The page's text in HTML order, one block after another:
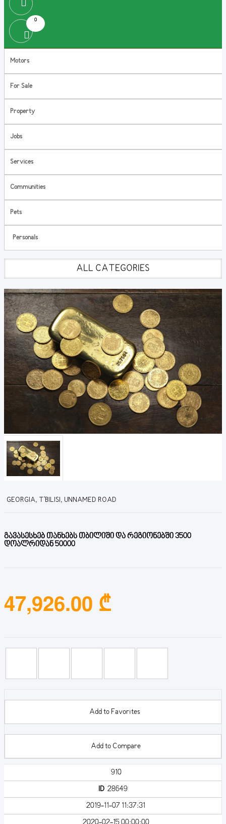
0
Motors
For Sale
Property
Jobs
Services
Communities
Pets
Personals
ALL CATEGORIES
GEORGIA, T'BILISI, UNNAMED ROAD
გავასესხებ თანხებს თბილიში და რეგიონებში 3500
დოალრიდან 50000
47,926.00 ₾
Add to Favorites
Add to Compare
910
ID28649
2019-11-07 11:37:31